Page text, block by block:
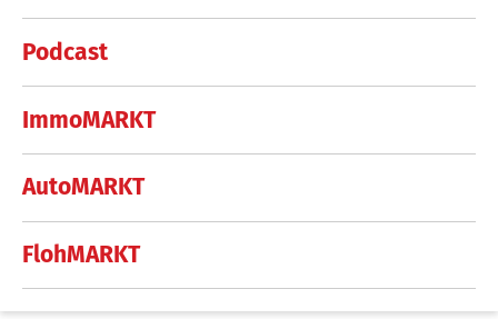
Podcast
ImmoMARKT
AutoMARKT
FlohMARKT